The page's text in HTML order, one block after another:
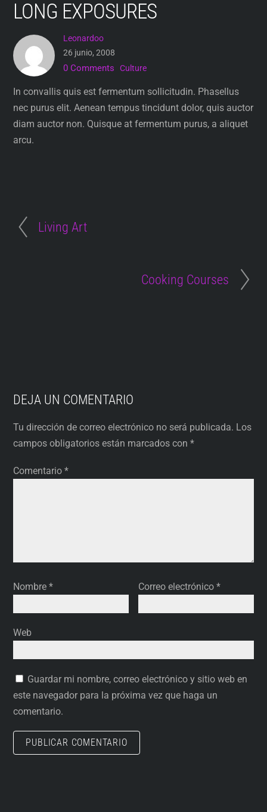
Skip
content
LONG EXPOSURES
Leonardoo
26 junio, 2008
0 Comments Culture
In convallis quis est fermentum sollicitudin. Phasellus
nec purus elit. Aenean tempus tincidunt dolor, quis auctor
diam auctor non. Quisque at fermentum purus, a aliquet
arcu.
Living Art
Cooking Courses
DEJA UN COMENTARIO
Tu dirección de correo electrónico no será publicada. Los
campos obligatorios están marcados con*
Comentario*
Nombre* Correo electrónico*
Web
Guardar mi nombre, correo electrónico y sitio web en
este navegador para la próxima vez que haga un
comentario.